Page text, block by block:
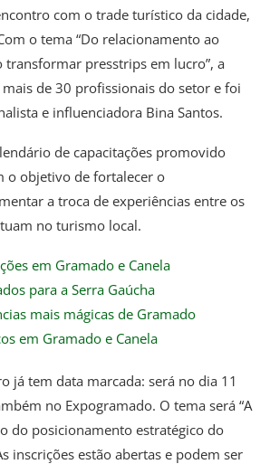
com o trade turístico da cidade,
o tema “Do relacionamento ao
presstrips em lucro”, a
de 30 profissionais do setor e foi
e influenciadora Bina Santos.
de capacitações promovido
o objetivo de fortalecer o
a troca de experiências entre os
no turismo local.
em Gramado e Canela
para a Serra Gaúcha
mais mágicas de Gramado
em Gramado e Canela
já tem data marcada: será no dia 11
no Expogramado. O tema será “A
do posicionamento estratégico do
inscrições estão abertas e podem ser